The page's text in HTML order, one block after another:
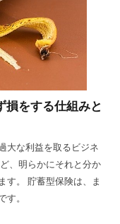
損をする仕組みと
大な利益を取るビジネ
、明らかにそれと分か
す。 貯蓄型保険は、ま
。